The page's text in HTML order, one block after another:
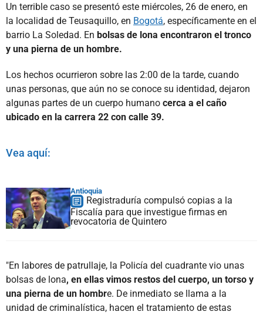
Un terrible caso se presentó este miércoles, 26 de enero, en
la localidad de Teusaquillo, en Bogotá, específicamente en el
barrio La Soledad. En bolsas de lona encontraron el tronco
y una pierna de un hombre.
Los hechos ocurrieron sobre las 2:00 de la tarde, cuando
unas personas, que aún no se conoce su identidad, dejaron
algunas partes de un cuerpo humano cerca a el caño
ubicado en la carrera 22 con calle 39.
Vea aquí:
Antioquia
Registraduría compulsó copias a la
Fiscalía para que investigue firmas en
revocatoria de Quintero
"En labores de patrullaje, la Policía del cuadrante vio unas
bolsas de lona, en ellas vimos restos del cuerpo, un torso y
una pierna de un hombre. De inmediato se llama a la
unidad de criminalística, hacen el tratamiento de estas